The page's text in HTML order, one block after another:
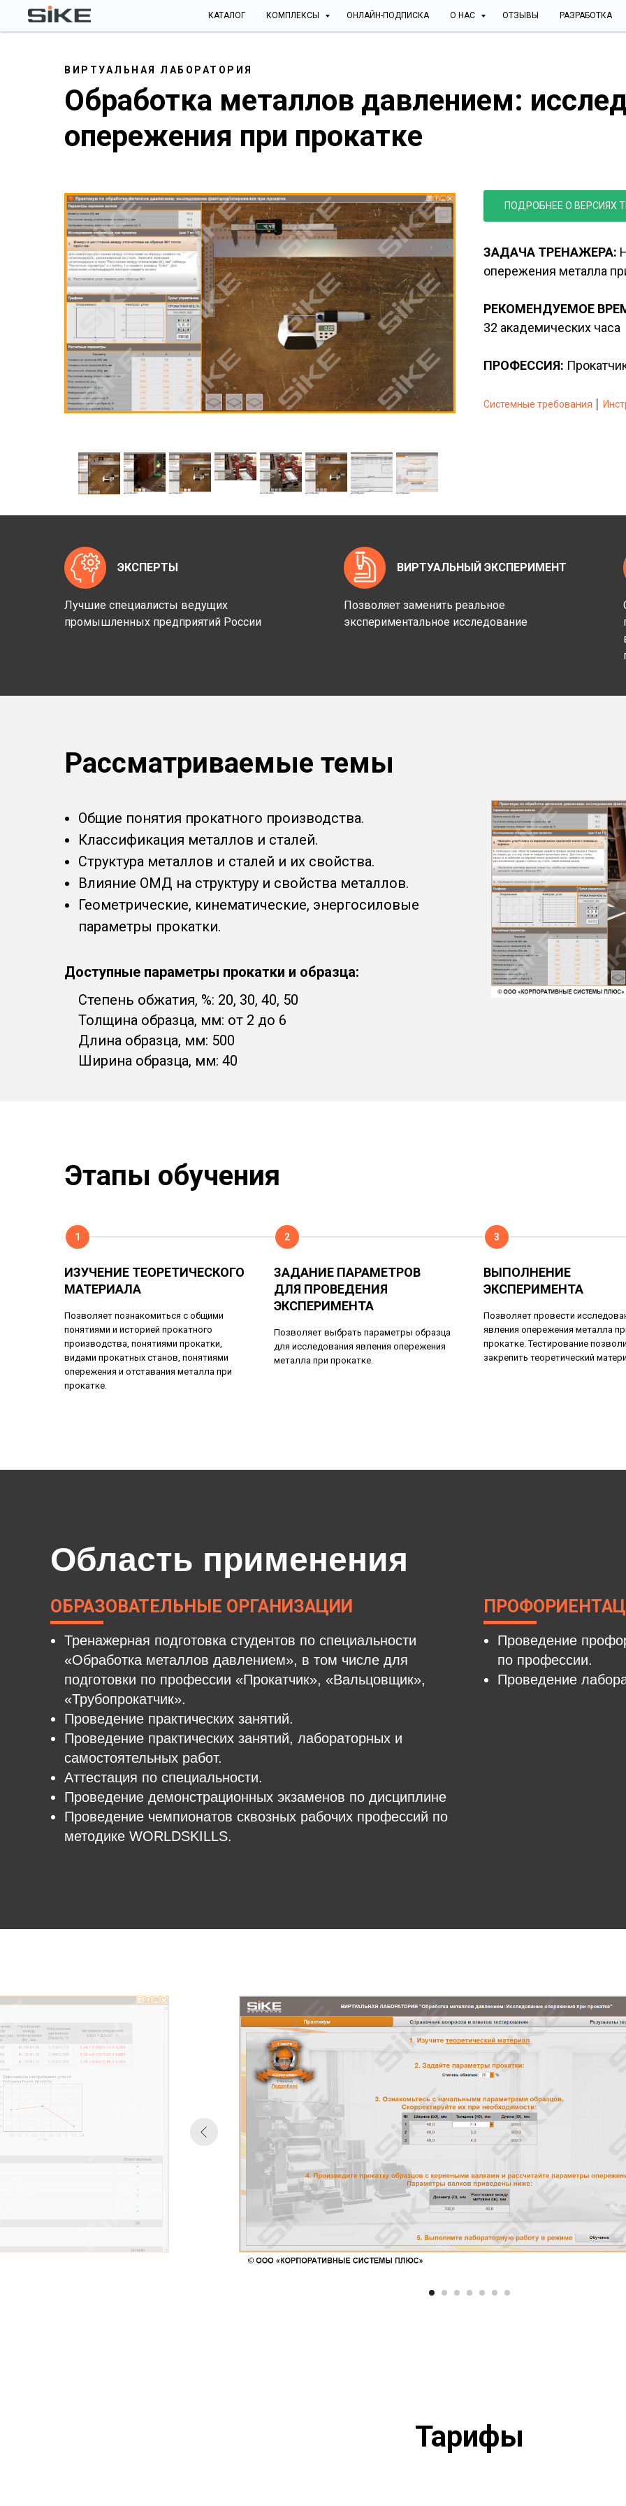
КАТАЛОГ КОМПЛЕКСЫ ОНЛАЙН-ПОДПИСКА О НАС ОТЗЫВЫ РАЗРАБОТКА
ВИРТУАЛЬНАЯ ЛАБОРАТОРИЯ
Обработка металлов давлением:
опережения при прокатке
ПОДРОБНЕЕ О ВЕРСИЯХ
ЗАДАЧА ТРЕНАЖЕРА:
опережения металла
РЕКОМЕНДУЕМОЕ
32 академических часа
ПРОФЕССИЯ:
Системные требования
ЭКСПЕРТЫ
Лучшие специалисты ведущих
промышленных предприятий России
ВИРТУАЛЬНЫЙ ЭКСПЕРИМЕНТ
Позволяет заменить реальное
экспериментальное исследование
Общие понятия прокатного производства.
Классификация металлов и сталей.
Структура металлов и сталей и их свойства.
Влияние ОМД на структуру и свойства металлов.
Геометрические, кинематические, энергосиловые
параметры прокатки.
Рассматриваемые темы
Доступные параметры прокатки и образца:
Степень обжатия, %: 20, 30, 40, 50
Толщина образца, мм: от 2 до 6
Длина образца, мм: 500
Ширина образца, мм: 40
Этапы обучения
1
ИЗУЧЕНИЕ ТЕОРЕТИЧЕСКОГО
МАТЕРИАЛА
Позволяет познакомиться с общими
понятиями и историей прокатного
производства, понятиями прокатки,
видами прокатных станов, понятиями
опережения и отставания металла при
прокатке.
2
ЗАДАНИЕ ПАРАМЕТРОВ
ДЛЯ ПРОВЕДЕНИЯ
ЭКСПЕРИМЕНТА
Позволяет выбрать параметры образца
для исследования явления опережения
металла при прокатке.
3
ВЫПОЛНЕНИЕ
ЭКСПЕРИМЕНТА
Позволяет провести
явления опережения металла
прокатке. Тестирование
закрепить теоретический
Проведение
по профессии.
Проведение
Область применения
ОБРАЗОВАТЕЛЬНЫЕ ОРГАНИЗАЦИИ
Тренажерная подготовка студентов по специальности
«Обработка металлов давлением», в том числе для
подготовки по профессии «Прокатчик», «Вальцовщик»,
«Трубопрокатчик».
Проведение практических занятий.
Проведение практических занятий, лабораторных и
самостоятельных работ.
Аттестация по специальности.
Проведение демонстрационных экзаменов по дисциплине
Проведение чемпионатов сквозных рабочих профессий по
методике WORLDSKILLS.
Тарифы